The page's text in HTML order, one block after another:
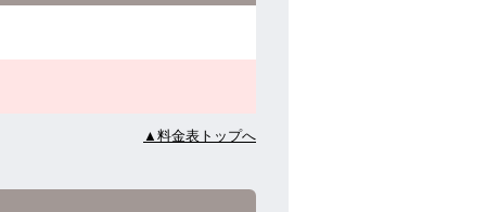
▲料金表トップへ